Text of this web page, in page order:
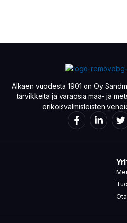
Alkaen vuodesta 1901 on Oy
tarvikkeita ja varaosia maa- ja
erikoisvalmisteisten